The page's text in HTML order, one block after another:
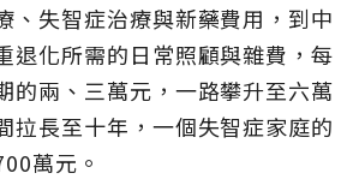
、失智症治療與新藥費用，到中
退化所需的日常照顧與雜費，每
的兩、三萬元，一路攀升至六萬
拉長至十年，一個失智症家庭的
萬元。